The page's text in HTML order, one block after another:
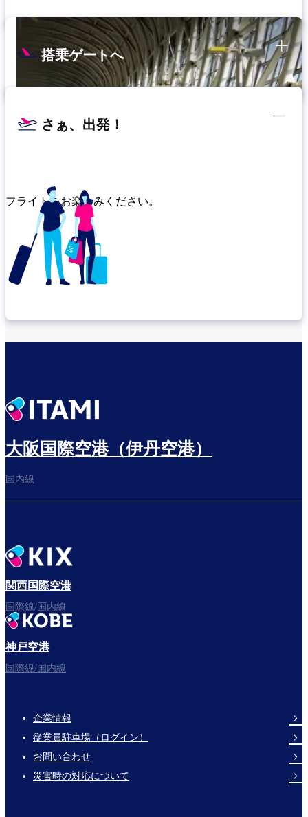
搭乗ゲートへ
さぁ、出発！
フライトをお楽しみください。
搭乗ゲートへ
フライトをお楽しみください。
大阪国際空港（伊丹空港）
国内線
関西国際空港
国際線/国内線
神戸空港
国際線/国内線
Footer
Links
企業情報
従業員駐車場（ログイン）
お問い合わせ
災害時の対応について